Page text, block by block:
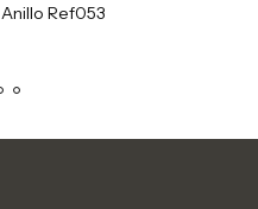
Anillo Ref053